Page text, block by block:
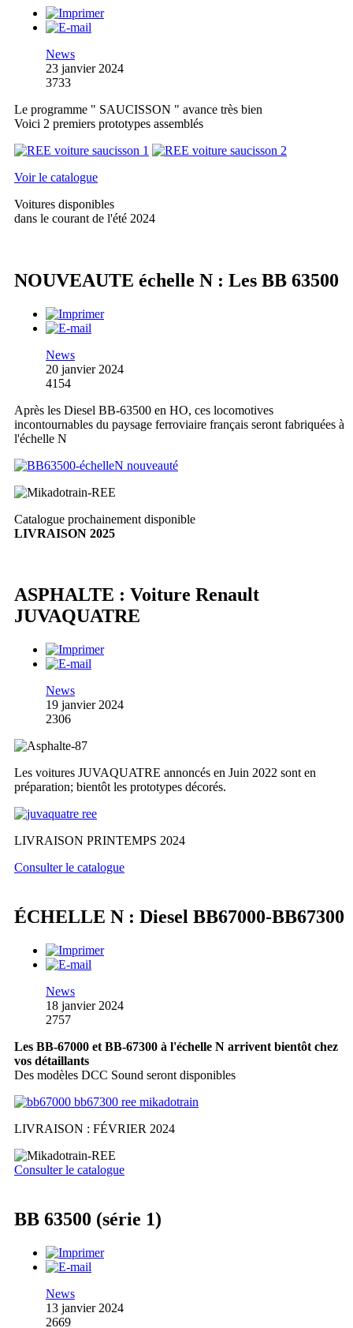
News
23 janvier 2024
3733
Le programme " SAUCISSON " avance très bien
Voici 2 premiers prototypes assemblés
Voir le catalogue
Voitures disponibles
dans le courant de l'été 2024
NOUVEAUTE échelle N : Les BB 63500
News
20 janvier 2024
4154
Après les Diesel BB-63500 en HO, ces locomotives
incontournables du paysage ferroviaire français seront fabriquées à
l'échelle N
Catalogue prochainement disponible
LIVRAISON 2025
ASPHALTE : Voiture Renault
JUVAQUATRE
News
19 janvier 2024
2306
Les voitures JUVAQUATRE annoncés en Juin 2022 sont en
préparation; bientôt les prototypes décorés.
LIVRAISON PRINTEMPS 2024
Consulter le catalogue
ÉCHELLE N : Diesel BB67000-BB67300
News
18 janvier 2024
2757
Les BB-67000 et BB-67300 à l'échelle N arrivent bientôt chez
vos détaillants
Des modèles DCC Sound seront disponibles
LIVRAISON : FÉVRIER 2024
Consulter le catalogue
BB 63500 (série 1)
News
13 janvier 2024
2669